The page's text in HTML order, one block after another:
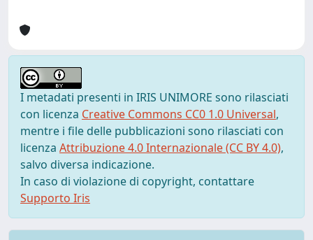
I metadati presenti in IRIS UNIMORE sono rilasciati
con licenza Creative Commons CC0 1.0 Universal,
mentre i file delle pubblicazioni sono rilasciati con
licenza Attribuzione 4.0 Internazionale (CC BY 4.0),
salvo diversa indicazione.
In caso di violazione di copyright, contattare
Supporto Iris